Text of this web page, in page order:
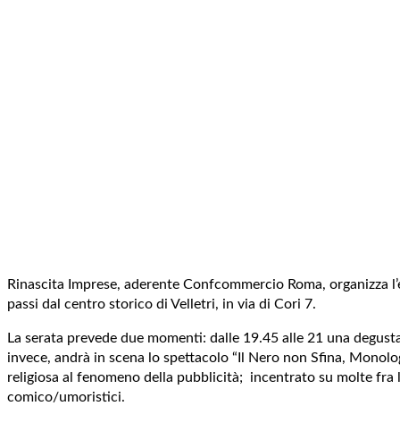
Rinascita Imprese, aderente Confcommercio Roma, organizza
passi dal centro storico di Velletri, in via di Cori 7.
La serata prevede due momenti: dalle 19.45 alle 21 una
invece, andrà in scena lo spettacolo “Il Nero non Sfina,
religiosa al fenomeno della pubblicità; incentrato su molte fra
comico/umoristici.